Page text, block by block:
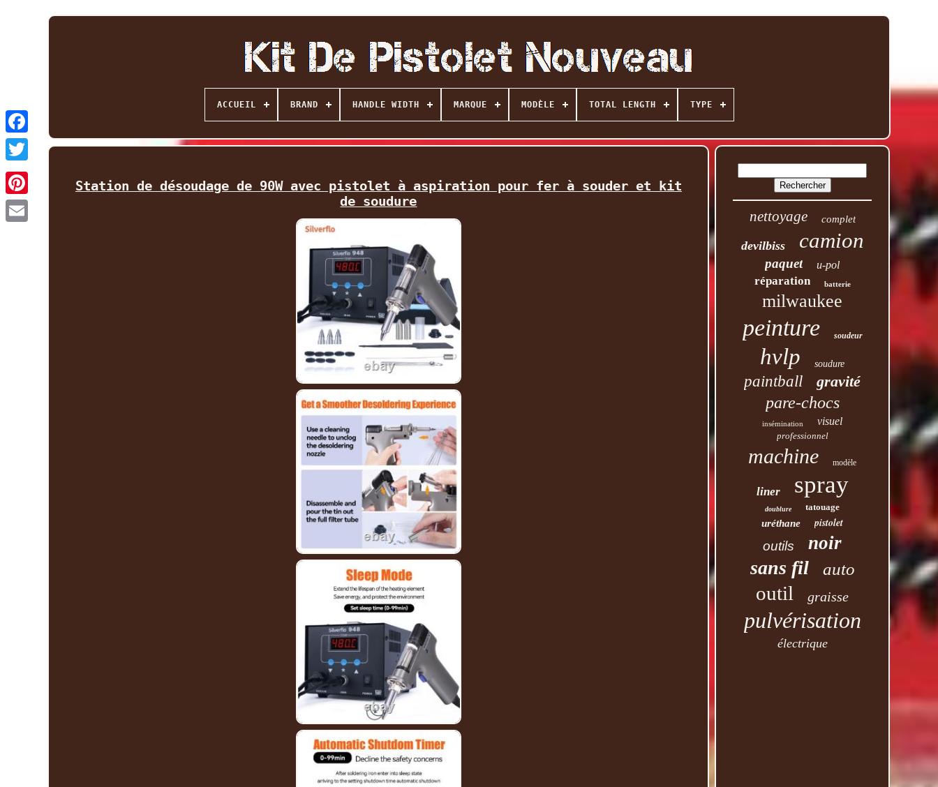
Facebook
Twitter
ACCUEIL BRAND HANDLE WIDTH MARQUE MODÈLE TOTAL LENGTH TYPE
Station de désoudage de 90W avec pistolet à aspiration pour fer à souder et kit
de soudure
nettoyage complet
devilbiss camion
paquet u-pol
réparation batterie
milwaukee
peinture soudeur
hvlp soudure
paintball gravité
pare-chocs
insémination visuel
professionnel
machine modèle
liner spray
doublure tatouage
uréthane pistolet
outils noir
sans fil auto
outil graisse
pulvérisation
électrique